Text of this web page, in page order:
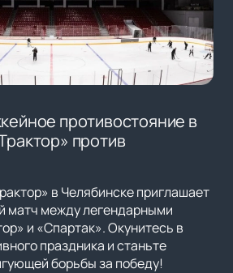
противостояние в
против
в Челябинске приглашает
матч между легендарными
и «Спартак». Окунитесь в
праздника и станьте
борьбы за победу!